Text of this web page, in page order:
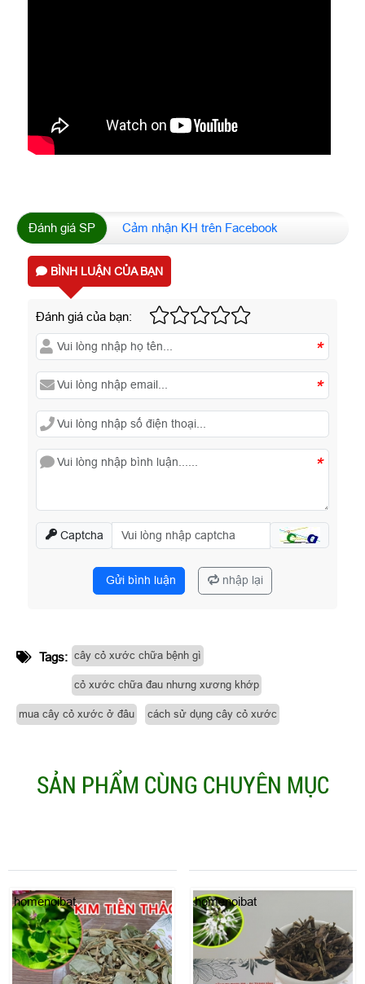
Đánh giá SP Cảm nhận KH trên Facebook
BÌNH LUẬN CỦA BẠN
Đánh giá của bạn:
*
*
*
Captcha
Gửi bình luận nhập lại
Tags: cây cỏ xước chữa bệnh gì
cỏ xước chữa đau nhưng xương khớp
mua cây cỏ xước ở đâu cách sử dụng cây cỏ xước
SẢN PHẨM CÙNG CHUYÊN MỤC
homenoibat homenoibat